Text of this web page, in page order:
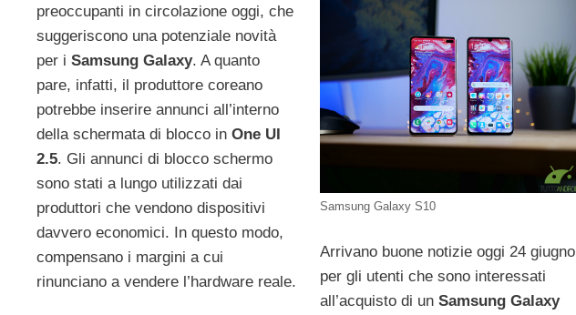
preoccupanti in circolazione oggi, che
suggeriscono una potenziale novità
per i Samsung Galaxy. A quanto
pare, infatti, il produttore coreano
potrebbe inserire annunci all’interno
della schermata di blocco in One UI
2.5. Gli annunci di blocco schermo
sono stati a lungo utilizzati dai
produttori che vendono dispositivi
davvero economici. In questo modo,
compensano i margini a cui
rinunciano a vendere l’hardware reale.
Samsung Galaxy S10
Arrivano buone notizie oggi 24 giugno
per gli utenti che sono interessati
all’acquisto di un Samsung Galaxy